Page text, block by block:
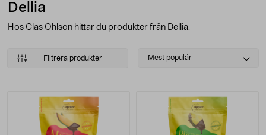
Dellia
Hos Clas Ohlson hittar du produkter från Dellia.
Filtrera produkter
Select
Mest populär
Produkter